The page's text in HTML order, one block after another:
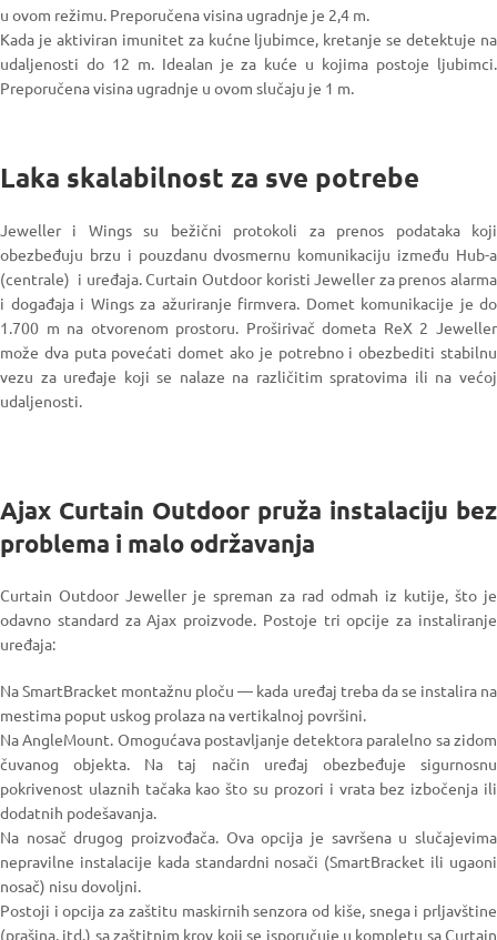
u ovom režimu. Preporučena visina ugradnje je 2,4 m.
Kada je aktiviran imunitet za kućne ljubimce, kretanje se detektuje na
udaljenosti do 12 m. Idealan je za kuće u kojima postoje ljubimci.
Preporučena visina ugradnje u ovom slučaju je 1 m.
Laka skalabilnost za sve potrebe
Jeweller i Wings su bežični protokoli za prenos podataka koji
obezbeđuju brzu i pouzdanu dvosmernu komunikaciju između Hub-a
(centrale) i uređaja. Curtain Outdoor koristi Jeweller za prenos alarma
i događaja i Wings za ažuriranje firmvera. Domet komunikacije je do
1.700 m na otvorenom prostoru. Proširivač dometa ReX 2 Jeweller
može dva puta povećati domet ako je potrebno i obezbediti stabilnu
vezu za uređaje koji se nalaze na različitim spratovima ili na većoj
udaljenosti.
Ajax Curtain Outdoor pruža instalaciju bez
problema i malo održavanja
Curtain Outdoor Jeweller je spreman za rad odmah iz kutije, što je
odavno standard za Ajax proizvode. Postoje tri opcije za instaliranje
uređaja:
Na SmartBracket montažnu ploču — kada uređaj treba da se instalira na
mestima poput uskog prolaza na vertikalnoj površini.
Na AngleMount. Omogućava postavljanje detektora paralelno sa zidom
čuvanog objekta. Na taj način uređaj obezbeđuje sigurnosnu
pokrivenost ulaznih tačaka kao što su prozori i vrata bez izbočenja ili
dodatnih podešavanja.
Na nosač drugog proizvođača. Ova opcija je savršena u slučajevima
nepravilne instalacije kada standardni nosači (SmartBracket ili ugaoni
nosač) nisu dovoljni.
Postoji i opcija za zaštitu maskirnih senzora od kiše, snega i prljavštine
(prašina, itd.) sa zaštitnim krov koji se isporučuje u kompletu sa Curtain